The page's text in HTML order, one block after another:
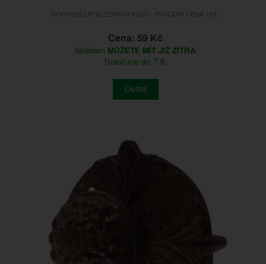
DOPRODEJ POSLEDNÍCH KUSŮ - PŮVODNÍ CENA 169.-
Cena: 59 Kč
Skladem MŮŽETE MÍT JIŽ ZÍTRA
Doručíme do: 7.8.
Detail